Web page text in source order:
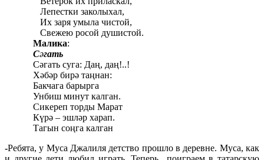
Лепестки заколыхал,
Их заря умыла чистой,
Свежею росой душистой.
Малика:
Сəгать
Сəгать суга: Даң, даң!..!
Хəбəр бирə таңнан:
Бакчага барырга
Унбиш минут калган.
Сикереп торды Марат
Күрə – эшлəр харап.
Тагын соңга калган
-Ребята, у Муса Джалиля детство прошло в деревне. Муса, как